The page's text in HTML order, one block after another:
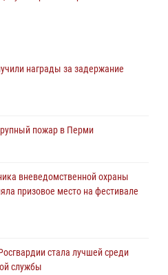
в торжественном
при задержании
с Росгвардией»
провели день в клубе
награды за задержание
пожар в Перми
вневедомственной охраны
призовое место на фестивале
стала лучшей среди
службы